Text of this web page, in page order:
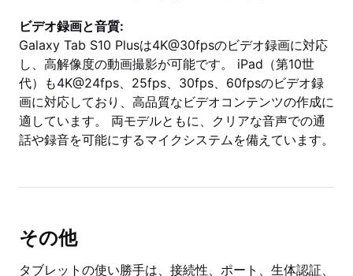
ビデオ録画と音質:
Galaxy Tab S10 Plusは4K@30fpsのビデオ録画に対応
し、高解像度の動画撮影が可能です。 iPad（第10世
代）も4K@24fps、25fps、30fps、60fpsのビデオ録
画に対応しており、高品質なビデオコンテンツの作成に
適しています。 両モデルともに、クリアな音声での通
話や録音を可能にするマイクシステムを備えています。
その他
タブレットの使い勝手は、接続性、ポート、生体認証、